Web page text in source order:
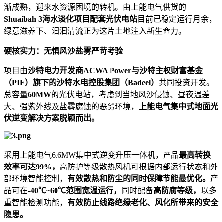
渐成熟，迎来水资源困境的转机。由上能电气供货的
Shuaibah 3海水淡化项目配套光伏电站目前已稳定运行月余，
绿意滋养下、汩汩清流正为这片土地注入新生命力。
硬核实力：无惧风沙盐雾严苛考验
项目由沙特电力开发商ACWA Power与沙特主权财富基金
（PIF）旗下的沙特水电控股集团（Badeel） 共同投资开发。
总容量60MW的光伏电站，考虑到当地风沙侵蚀、昼夜温差
大、强紫外线及盐雾腐蚀的恶劣环境，
上能电气集中式地面光
伏逆变解决方案脱颖而出。
采用上能电气6.6MW集中式逆变升压一体机，产品最高转换
效率可达99%， 高防护等级散热风机可根据内部运行状态和外
部环境智能控制， 有效散热和防尘的同时保障节能最优化。 产
品可在-40℃~60℃范围宽温运行， 同时配备高防腐等级， 以多
重智能检测功能， 有效防止线路绝缘老化、风化所带来的安全
隐患。